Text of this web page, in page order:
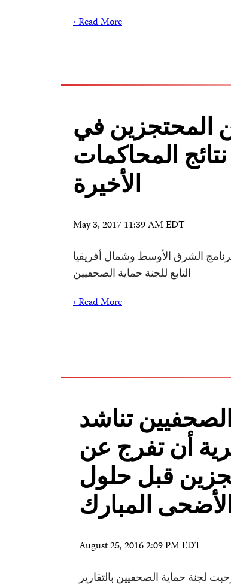
Read More ›
المحتجزين في
المحاكمات
الأخيرة
May 3, 2017 11:39 AM EDT
الشرق الأوسط وشمال أفريقيا
التابع للجنة حماية الصحفيين
Read More ›
تناشد
أن تفرج عن
قبل حلول
المبارك
August 25, 2016 2:09 PM EDT
25 أغسطس/آب 2016 – رحبت لجنة حماية الصحفيين بالتقارير